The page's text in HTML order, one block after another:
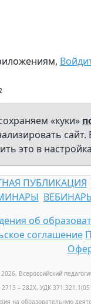
«куки»
это в
ПУБЛИКАЦИЯ
об
соглашение
Всероссийский
2713 – 282X, УДК
на образовательную